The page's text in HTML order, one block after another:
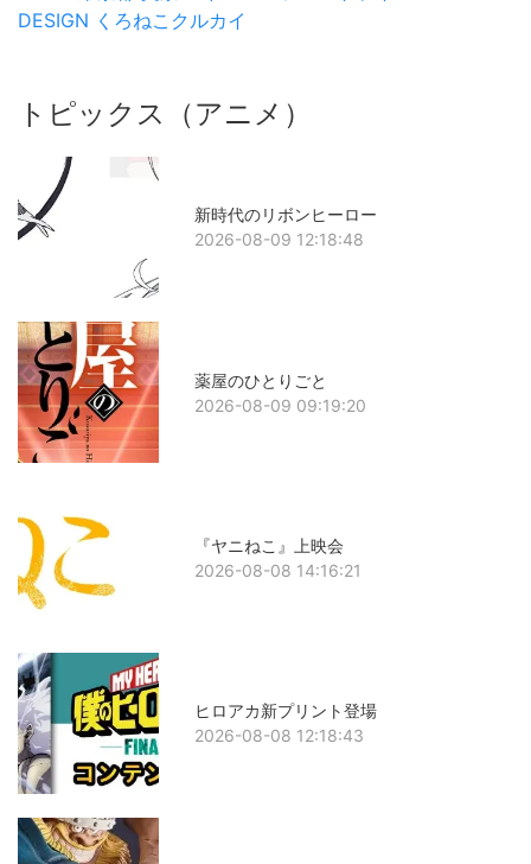
DESIGN くろねこクルカイ
トピックス（アニメ）
新時代のリボンヒーロー
2026-08-09 12:18:48
薬屋のひとりごと
2026-08-09 09:19:20
『ヤニねこ』上映会
2026-08-08 14:16:21
ヒロアカ新プリント登場
2026-08-08 12:18:43